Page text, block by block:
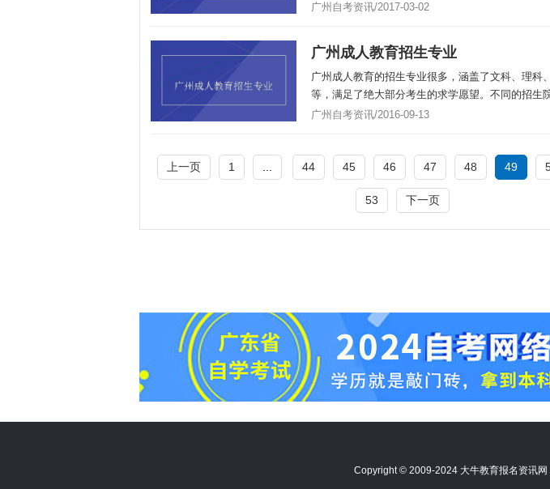
广州自考资讯/2017-03-02
广州成人教育招生专业
广州成人教育的招生专业很多，涵盖了文科、理科
等，满足了绝大部分考生的求学愿望。不同的招生
广州自考资讯/2016-09-13
上一页 1 44 45 46 47 48 49
53 下一页
Copyright © 2009-2024 大牛教育报名资讯网